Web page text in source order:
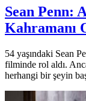
Sean Penn:
Kahramanı
54 yaşındaki Sean
filminde rol aldı.
herhangi bir şeyin